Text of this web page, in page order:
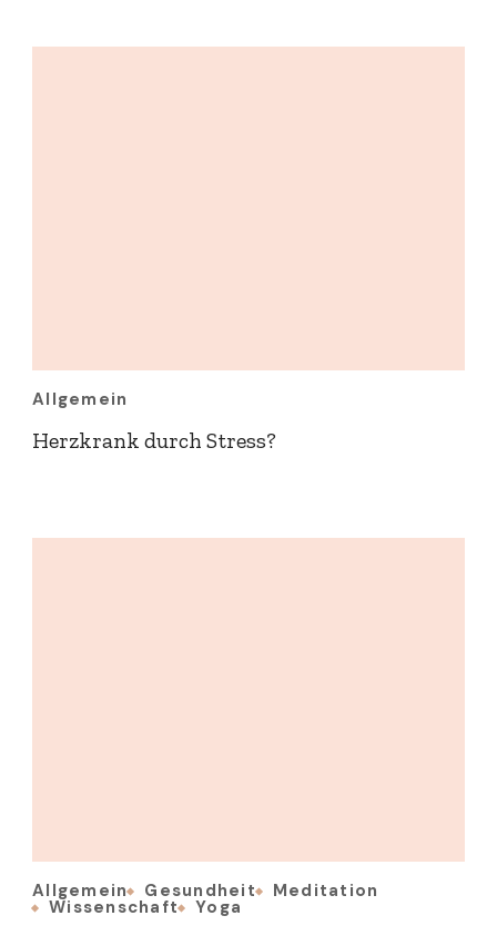
Allgemein
Herzkrank durch Stress?
Allgemein Gesundheit Meditation
Wissenschaft Yoga